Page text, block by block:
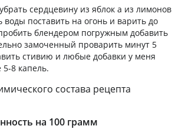
сердцевину из яблок а из лимонов
воды поставить на огонь и варить до
блендером погружным добавить
замоченный проварить минут 5
стивию и любые добавки у меня
8 капель.
состава рецепта
на 100 грамм